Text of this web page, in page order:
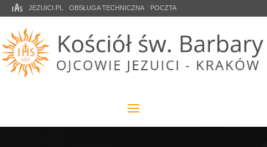
JEZUICI.PL OBSŁUGA TECHNICZNA POCZTA